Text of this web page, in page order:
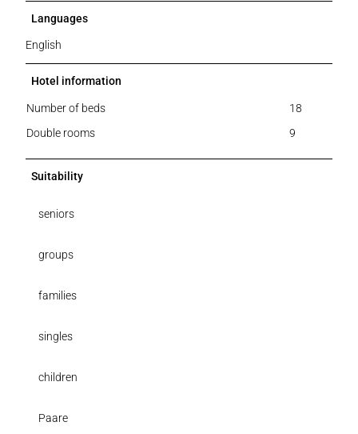
Languages
English
Hotel information
Number of beds
18
Double rooms
9
Suitability
seniors
groups
families
singles
children
Paare